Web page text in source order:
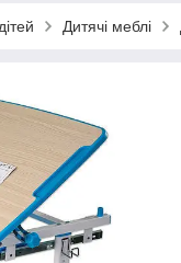
Дитячі меблі